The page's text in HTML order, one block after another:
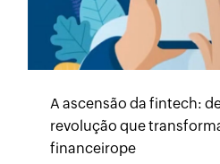
A ascensão da fintech:
revolução que
financeirope